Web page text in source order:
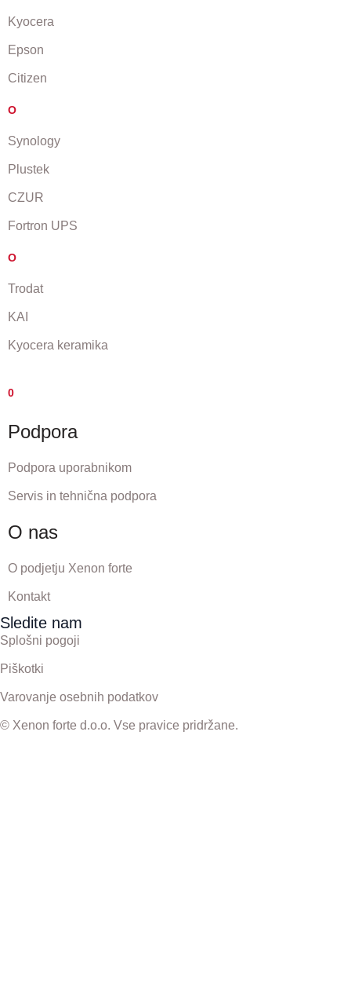
Kyocera
Epson
Citizen
O
Synology
Plustek
CZUR
Fortron UPS
O
Trodat
KAI
Kyocera keramika
0
Podpora
Podpora uporabnikom
Servis in tehnična podpora
O nas
O podjetju Xenon forte
Kontakt
Sledite nam
Splošni pogoji
Piškotki
Varovanje osebnih podatkov
© Xenon forte d.o.o. Vse pravice pridržane.